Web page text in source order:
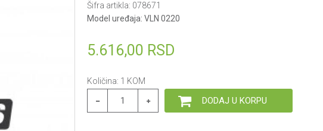
Šifra artikla: 078671
Model uređaja: VLN 0220
5.616,00 RSD
Količina: 1 KOM
DODAJ U KORPU